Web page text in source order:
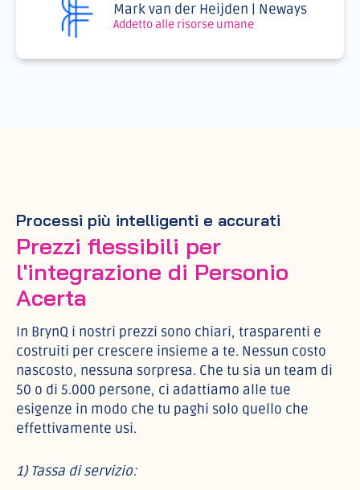
Mark van der Heijden | Neways
Addetto alle risorse umane
Processi più intelligenti e accurati
Prezzi flessibili per
l'integrazione di Personio
Acerta
In BrynQ i nostri prezzi sono chiari, trasparenti e
costruiti per crescere insieme a te. Nessun costo
nascosto, nessuna sorpresa. Che tu sia un team di
50 o di 5.000 persone, ci adattiamo alle tue
esigenze in modo che tu paghi solo quello che
effettivamente usi.
1) Tassa di servizio: